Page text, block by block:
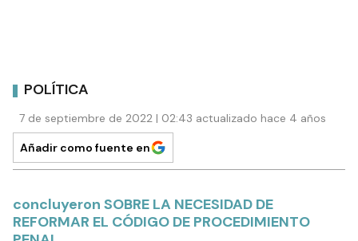
POLÍTICA
7 de septiembre de 2022 | 02:43 actualizado hace 4 años
Añadir como fuente en
concluyeron SOBRE LA NECESIDAD DE
REFORMAR EL CÓDIGO DE PROCEDIMIENTO